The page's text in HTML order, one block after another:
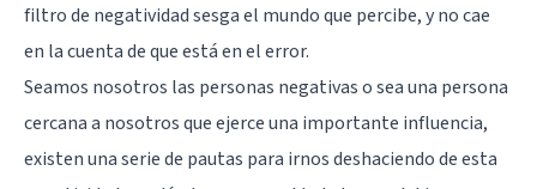
filtro de negatividad sesga el mundo que percibe, y no cae
en la cuenta de que está en el error.
Seamos nosotros las personas negativas o sea una persona
cercana a nosotros que ejerce una importante influencia,
existen una serie de pautas para irnos deshaciendo de esta